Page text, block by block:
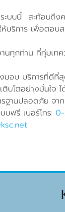
ะบบนี้ สะท้อนถึ
ห้บริการ เพื่อตอ
ทุกท่าน ที่ทุ่มเทค
มอบ บริการที่ดีที่
ติบโตอย่างมั่นใจ
ฐานปลอดภัย จา
บฟรี เบอร์โทร: